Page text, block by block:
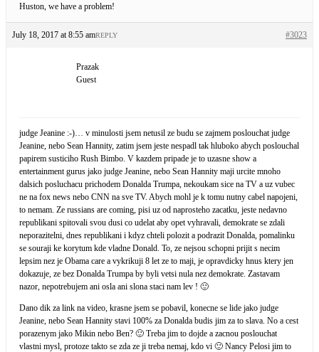
Huston, we have a problem!
July 18, 2017 at 8:55 am #3023
REPLY
Prazak
Guest
judge Jeanine :-)… v minulosti jsem netusil ze budu se zajmem poslouchat judge
Jeanine, nebo Sean Hannity, zatim jsem jeste nespadl tak hluboko abych poslouchal
papirem susticiho Rush Bimbo. V kazdem pripade je to uzasne show a
entertainment gurus jako judge Jeanine, nebo Sean Hannity maji urcite mnoho
dalsich posluchacu prichodem Donalda Trumpa, nekoukam sice na TV a uz vubec
ne na fox news nebo CNN na sve TV. Abych mohl je k tomu nutny cabel napojeni,
to nemam. Ze russians are coming, pisi uz od naprosteho zacatku, jeste nedavno
republikani spitovali svou dusi co udelat aby opet vyhravali, demokrate se zdali
neporazitelni, dnes republikani i kdyz chteli polozit a podrazit Donalda, pomalinku
se souraji ke korytum kde vladne Donald. To, ze nejsou schopni prijit s necim
lepsim nez je Obama care a vykrikuji 8 let ze to maji, je opravdicky hnus ktery jen
dokazuje, ze bez Donalda Trumpa by byli vetsi nula nez demokrate. Zastavam
nazor, nepotrebujem ani osla ani slona staci nam lev ! 🙂
Dano dik za link na video, krasne jsem se pobavil, konecne se lide jako judge
Jeanine, nebo Sean Hannity stavi 100% za Donalda budis jim za to slava. No a cest
porazenym jako Mikin nebo Ben? 🙂 Treba jim to dojde a zacnou poslouchat
vlastni mysl, protoze takto se zda ze ji treba nemaj, kdo vi 🙂 Nancy Pelosi jim to